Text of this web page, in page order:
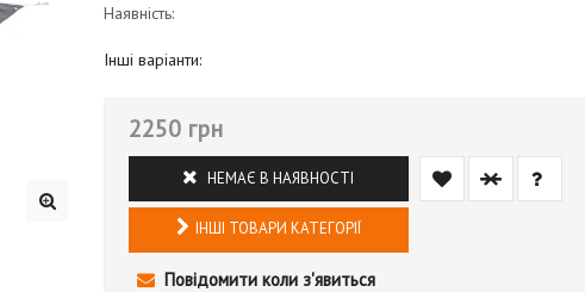
Наявність:
Інші варіанти:
2250 грн
НЕМАЄ В НАЯВНОСТІ
ІНШІ ТОВАРИ КАТЕГОРІЇ
Повідомити коли з'явиться